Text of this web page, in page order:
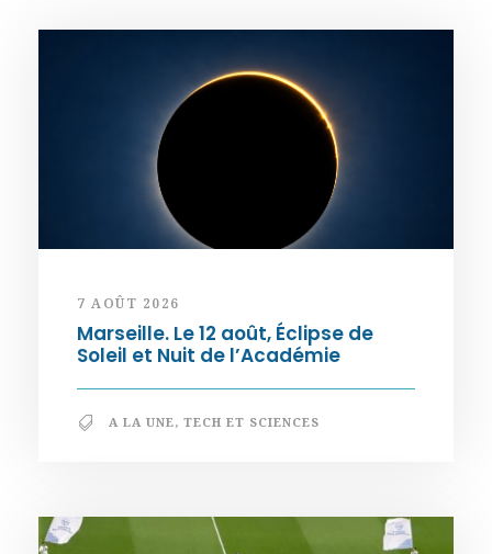
7 AOÛT 2026
Marseille. Le 12 août, Éclipse de
Soleil et Nuit de l’Académie
A LA UNE, TECH ET SCIENCES